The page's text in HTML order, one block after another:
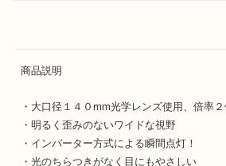
商品説明
・大口径１４０mm光学レンズ使用、倍率
・明るく歪みのないワイドな視野
・インバーター方式による瞬間点灯！
・光のちらつきがなく目にもやさしい